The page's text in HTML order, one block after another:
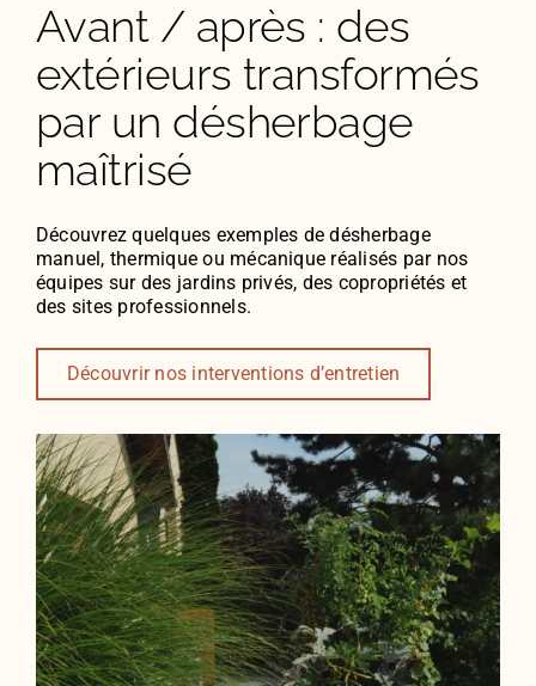
Avant / après : des
extérieurs transformés
par un désherbage
maîtrisé
Découvrez quelques exemples de désherbage
manuel, thermique ou mécanique réalisés par nos
équipes sur des jardins privés, des copropriétés et
des sites professionnels.
Découvrir nos interventions d’entretien